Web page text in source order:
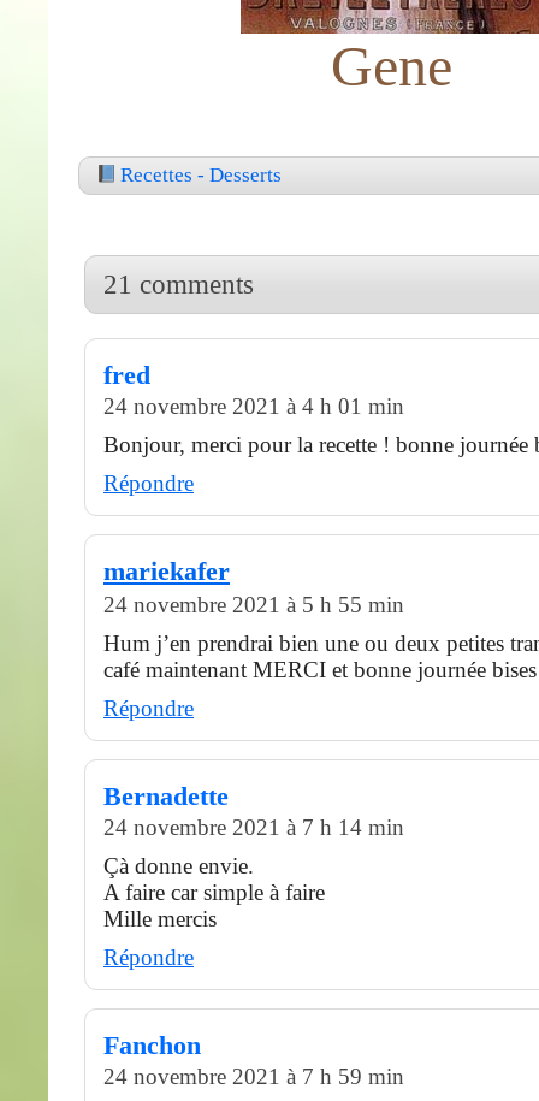
Gene
Recettes - Desserts
21 comments
fred
24 novembre 2021 à 4 h 01 min
Bonjour, merci pour la recette ! bonne journée
Répondre
mariekafer
24 novembre 2021 à 5 h 55 min
Hum j’en prendrai bien une ou deux petites
café maintenant MERCI et bonne journée
Répondre
Bernadette
24 novembre 2021 à 7 h 14 min
Çà donne envie.
A faire car simple à faire
Mille mercis
Répondre
Fanchon
24 novembre 2021 à 7 h 59 min